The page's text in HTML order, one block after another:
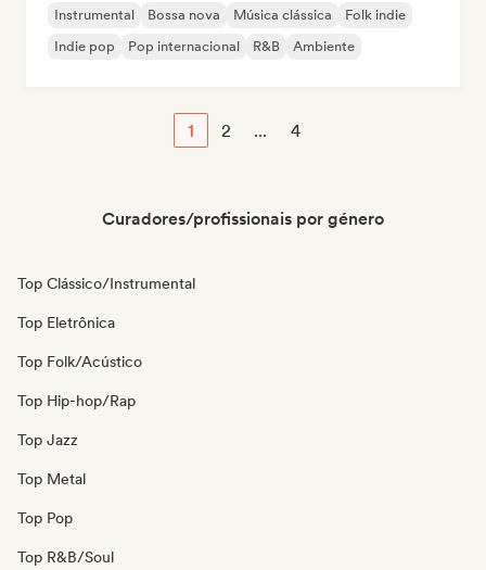
Instrumental Bossa nova Música clássica
Folk indie
Indie pop
Pop internacional R&B Ambiente
1 2 ... 4
Curadores/profissionais por género
Top Clássico/Instrumental
Top Eletrônica
Top Folk/Acústico
Top Hip-hop/Rap
Top Jazz
Top Metal
Top Pop
Top R&B/Soul